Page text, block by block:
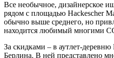
Все необычное, дизайнерское
рядом с площадью Hackescher
обычно выше среднего, но
находится любимый многими
За скидками – в аутлет-деревню
Берлина. В ней представлено